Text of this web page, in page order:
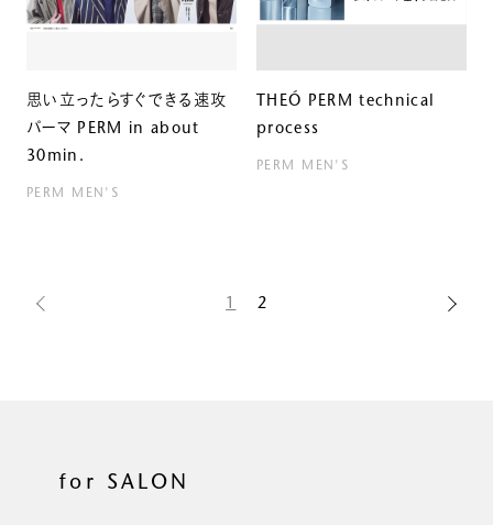
思い立ったらすぐできる速攻
パーマ PERM in about
30min.
PERM MEN'S
THEÓ PERM technical
process
PERM MEN'S
1 2
for SALON